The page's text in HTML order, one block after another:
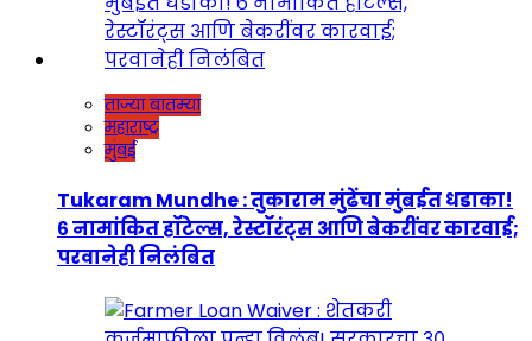
ताज्या बातम्या
महाराष्ट्र
मुंबई
Tukaram Mundhe : तुकाराम मुंढेंचा मुंबईत धडाका!
६ नामांकित हॉटेल्स, रेस्टॉरंट्स आणि बेकरींवर कारवाई;
परवानेही निलंबित